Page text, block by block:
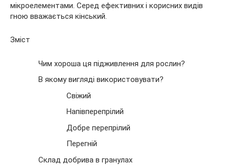
мікроелементами. Серед ефективних і корисних видів
гною вважається кінський.
Зміст
Чим хороша ця підживлення для рослин?
В якому вигляді використовувати?
Свіжий
Напівперепрілий
Добре перепрілий
Перегній
Склад добрива в гранулах